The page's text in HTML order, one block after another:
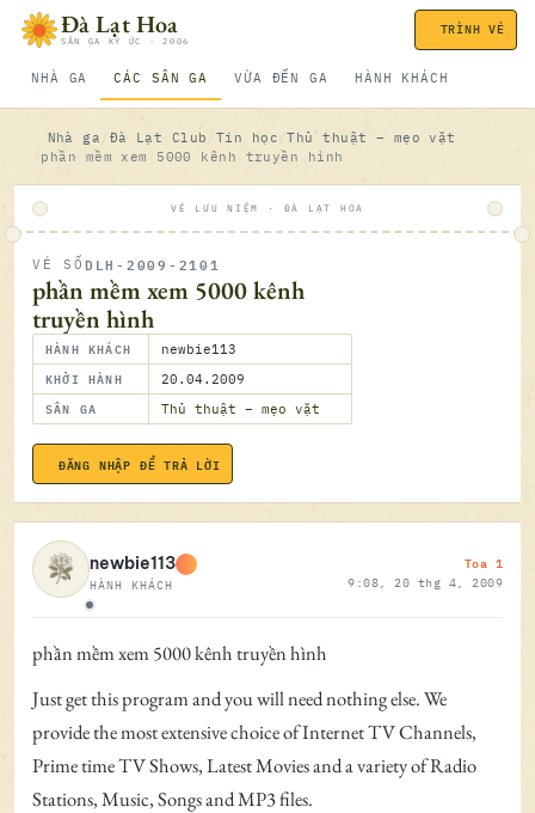
Bỏ qua nội dungĐà Lạt Hoa
SÂN GA KÝ ỨC · 2006
NHÀ GA CÁC SÂN GA VỪA ĐẾN GA HÀNH KHÁCH
TRÌNH VÉ
Nhà ga Đà Lạt Club Tin học
Thủ thuật – mẹo vặt
phần mềm xem 5000 kênh truyền hình
VÉ LƯU NIỆM · ĐÀ LẠT HOA
VÉ SỐ DLH-2009-2101
phần mềm xem 5000 kênh
truyền hình
HÀNH KHÁCH newbie113
KHỞI HÀNH 20.04.2009
SÂN GA Thủ thuật – mẹo vặt
ĐĂNG NHẬP ĐỂ TRẢ LỜI
Ngoại tuyến
newbie113
HÀNH KHÁCH
Toa 1
9:08, 20 thg 4, 2009
phần mềm xem 5000 kênh truyền hình
Just get this program and you will need nothing else. We
provide the most extensive choice of Internet TV Channels,
Prime time TV Shows, Latest Movies and a variety of Radio
Stations, Music, Songs and MP3 files.